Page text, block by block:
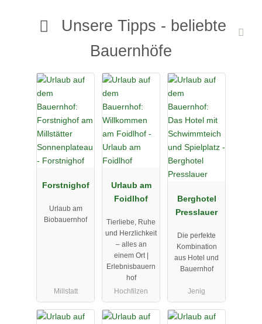
Unsere Tipps - beliebte
Bauernhöfe
Forstnighof
Urlaub am
Biobauernhof
Millstatt
Urlaub am
Foidlhof
Tierliebe, Ruhe
und Herzlichkeit
– alles an
einem Ort |
Erlebnisbauern
hof
Hochfilzen
Berghotel
Presslauer
Die perfekte
Kombination
aus Hotel und
Bauernhof
Jenig